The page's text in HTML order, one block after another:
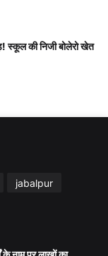
स्कूल की निजी बोलेरो खेत
jabalpur